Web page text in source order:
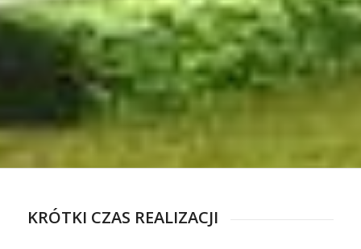
KRÓTKI CZAS REALIZACJI